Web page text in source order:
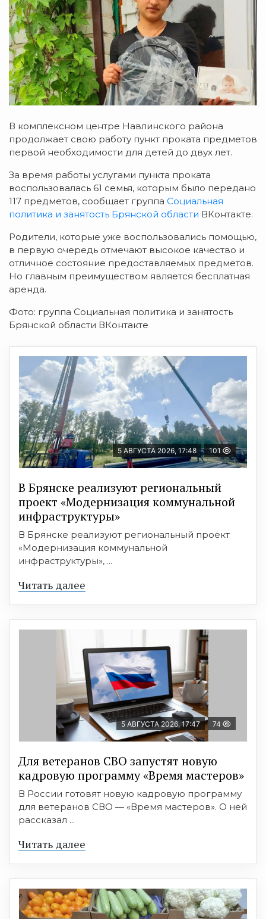
В комплексном центре Навлинского района
продолжает свою работу пункт проката предметов
первой необходимости для детей до двух лет.
За время работы услугами пункта проката
воспользовалась 61 семья, которым было передано
117 предметов, сообщает группа Социальная
политика и занятость Брянской области ВКонтакте.
Родители, которые уже воспользовались помощью,
в первую очередь отмечают высокое качество и
отличное состояние предоставляемых предметов.
Но главным преимуществом является бесплатная
аренда.
Фото: группа Социальная политика и занятость
Брянской области ВКонтакте
5 АВГУСТА 2026, 17:48 101
В Брянске реализуют региональный
проект «Модернизация коммунальной
инфраструктуры»
В Брянске реализуют региональный проект
«Модернизация коммунальной
инфраструктуры», ...
Читать далее
5 АВГУСТА 2026, 17:47 74
Для ветеранов СВО запустят новую
кадровую программу «Время мастеров»
В России готовят новую кадровую программу
для ветеранов СВО — «Время мастеров». О ней
рассказал ...
Читать далее